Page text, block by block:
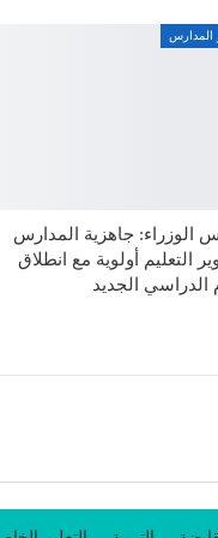
المدارس
الوزراء: جاهزية المدارس
التعليم أولوية مع انطلاق
الدراسي الجديد